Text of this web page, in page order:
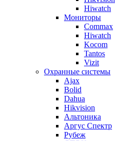
Hiwatch
Мониторы
Commax
Hiwatch
Kocom
Tantos
Vizit
Охранные системы
Ajax
Bolid
Dahua
Hikvision
Альтоника
Аргус Спектр
Рубеж